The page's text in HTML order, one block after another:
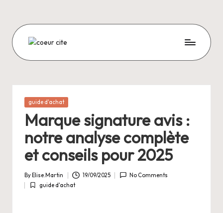
content
C
E
U
R
C
I
T
E
Posted
guide d'achat
Marque signature avis :
notre analyse complète
et conseils pour 2025
Posted
by
By Elise.Martin 19/09/2025 No Comments
Posted
guide d'achat